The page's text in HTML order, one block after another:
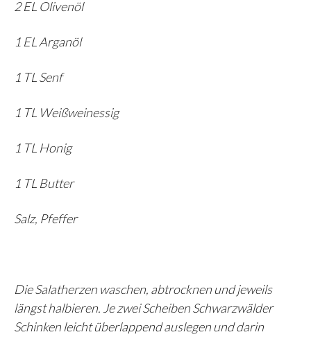
2 EL Olivenöl
1 EL Arganöl
1 TL Senf
1 TL Weißweinessig
1 TL Honig
1 TL Butter
Salz, Pfeffer
Die Salatherzen waschen, abtrocknen und jeweils
längst halbieren. Je zwei Scheiben Schwarzwälder
Schinken leicht überlappend auslegen und darin